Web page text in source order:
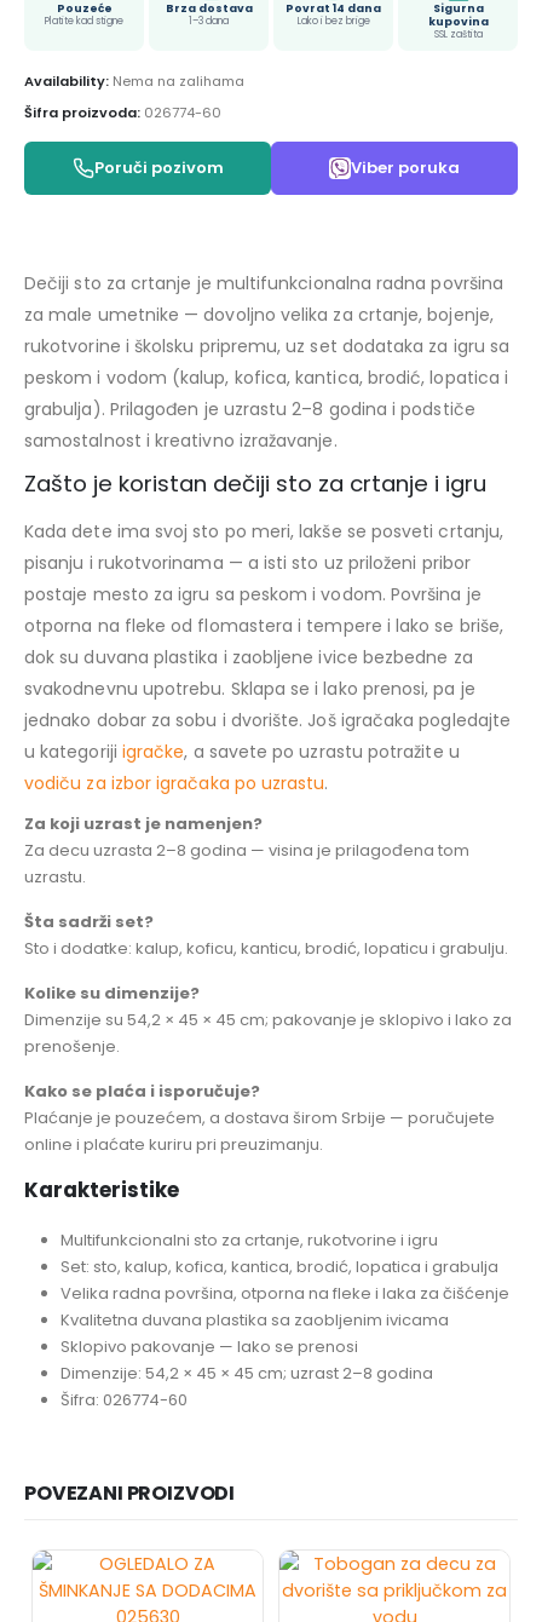
Pouzeće
Platite kad stigne
Brza dostava
1–3 dana
Povrat 14 dana
Lako i bez brige
Sigurna
kupovina
SSL zaštita
Availability: Nema na zalihama
Šifra proizvoda: 026774-60
Poruči pozivom Viber poruka
Dečiji sto za crtanje je multifunkcionalna radna površina
za male umetnike — dovoljno velika za crtanje, bojenje,
rukotvorine i školsku pripremu, uz set dodataka za igru sa
peskom i vodom (kalup, kofica, kantica, brodić, lopatica i
grabulja). Prilagođen je uzrastu 2–8 godina i podstiče
samostalnost i kreativno izražavanje.
Zašto je koristan dečiji sto za crtanje i igru
Kada dete ima svoj sto po meri, lakše se posveti crtanju,
pisanju i rukotvorinama — a isti sto uz priloženi pribor
postaje mesto za igru sa peskom i vodom. Površina je
otporna na fleke od flomastera i tempere i lako se briše,
dok su duvana plastika i zaobljene ivice bezbedne za
svakodnevnu upotrebu. Sklapa se i lako prenosi, pa je
jednako dobar za sobu i dvorište. Još igračaka pogledajte
u kategoriji igračke, a savete po uzrastu potražite u
vodiču za izbor igračaka po uzrastu.
Za koji uzrast je namenjen?
Za decu uzrasta 2–8 godina — visina je prilagođena tom
uzrastu.
Šta sadrži set?
Sto i dodatke: kalup, koficu, kanticu, brodić, lopaticu i grabulju.
Kolike su dimenzije?
Dimenzije su 54,2 × 45 × 45 cm; pakovanje je sklopivo i lako za
prenošenje.
Kako se plaća i isporučuje?
Plaćanje je pouzećem, a dostava širom Srbije — poručujete
online i plaćate kuriru pri preuzimanju.
Karakteristike
Multifunkcionalni sto za crtanje, rukotvorine i igru
Set: sto, kalup, kofica, kantica, brodić, lopatica i grabulja
Velika radna površina, otporna na fleke i laka za čišćenje
Kvalitetna duvana plastika sa zaobljenim ivicama
Sklopivo pakovanje — lako se prenosi
Dimenzije: 54,2 × 45 × 45 cm; uzrast 2–8 godina
Šifra: 026774-60
POVEZANI PROIZVODI